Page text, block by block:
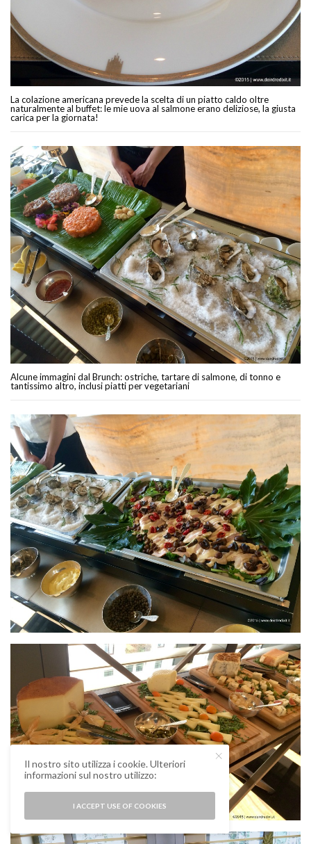
La colazione americana prevede la scelta di un piatto caldo oltre
naturalmente al buffet: le mie uova al salmone erano deliziose, la giusta
carica per la giornata!
Alcune immagini dal Brunch: ostriche, tartare di salmone, di tonno e
tantissimo altro, inclusi piatti per vegetariani
Il nostro sito utilizza i cookie. Ulteriori
informazioni sul nostro utilizzo:
I ACCEPT USE OF COOKIES